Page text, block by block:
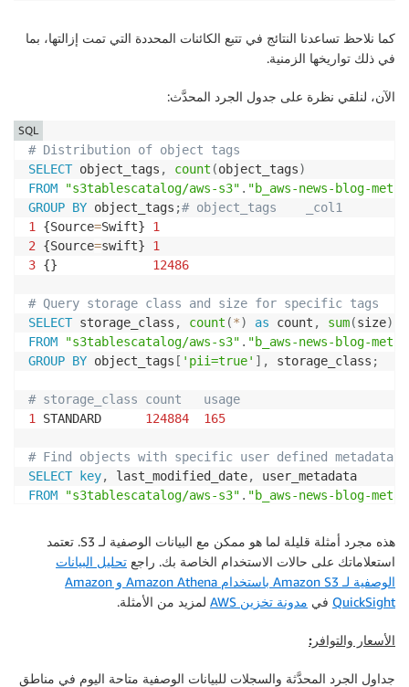
# Query S3 Lifecycle expired objects in last 7 days
last_modified_date
"s3tablescatalog/aws-s3"
"b_aws-news-blog-
's3.amazonaws.com' AND
(not applicable to my demo bucket
كما نلاحظ تساعدنا النتائج في تتبع الكائنات المحددة التي تمت إزالتها، بما
في ذلك تواريخها الزمنية.
الآن، لنلقي نظرة على جدول الجرد المحدَّث:
# Distribution of object tags
SELECT object_tags , count (object_tags)
FROM
"s3tablescatalog/aws-s3" . "b_aws-news-blog-
GROUP BY object_tags ;# object_tags    _col1
1
{Source=Swift} 1
2 {Source=swift} 1
3 {} 12486
# Query storage class and size for specific tags
SELECT storage_class , count (*) as count , sum(size)
FROM
"s3tablescatalog/aws-s3" . "b_aws-news-blog-
GROUP BY object_tags [ 'pii=true' ] , storage_class ;
# storage_class count   usage
1
STANDARD 124884 165
# Find objects with specific user defined metadata
SELECT key, last_modified_date,
FROM
"s3tablescatalog/aws-s3" . "b_aws-news-blog-
not applicable my demo bucket )
SQL
هذه مجرد أمثلة قليلة لما هو ممكن مع البيانات الوصفية لـ S3. تعتمد
استعلاماتك على حالات الاستخدام الخاصة بك. راجع تحليل البيانات
الوصفية لـ Amazon S3 باستخدام Amazon Athena و Amazon
QuickSight في مدونة تخزين AWS لمزيد من الأمثلة.
الأسعار والتوافر:
جداول الجرد المحدَّثة والسجلات للبيانات الوصفية متاحة اليوم في مناطق